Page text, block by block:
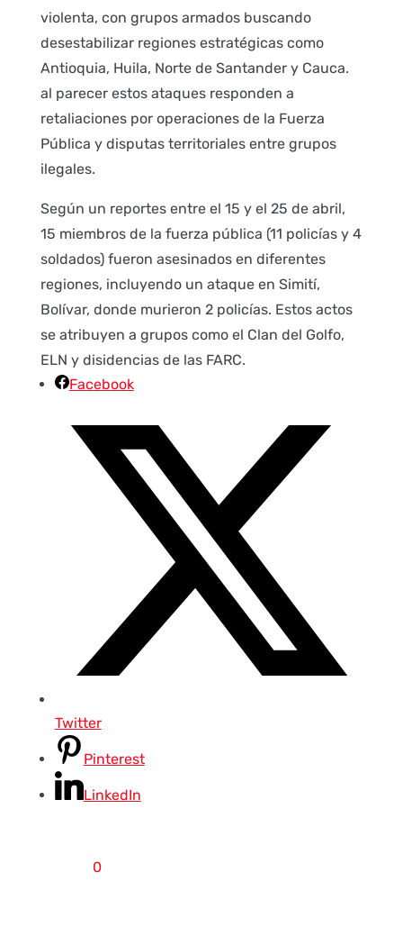
violenta, con grupos armados buscando
desestabilizar regiones estratégicas como
Antioquia, Huila, Norte de Santander y Cauca.
al parecer estos ataques responden a
retaliaciones por operaciones de la Fuerza
Pública y disputas territoriales entre grupos
ilegales.
Según un reportes entre el 15 y el 25 de abril,
15 miembros de la fuerza pública (11 policías y 4
soldados) fueron asesinados en diferentes
regiones, incluyendo un ataque en Simití,
Bolívar, donde murieron 2 policías. Estos actos
se atribuyen a grupos como el Clan del Golfo,
ELN y disidencias de las FARC.
Facebook
Twitter
Pinterest
LinkedIn
0